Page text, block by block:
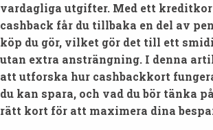
vardagliga utgifter. Med ett
cashback får du tillbaka en del av
köp du gör, vilket gör det till ett
utan extra ansträngning. I denna
att utforska hur cashbackkort
du kan spara, och vad du bör tänka
rätt kort för att maximera dina